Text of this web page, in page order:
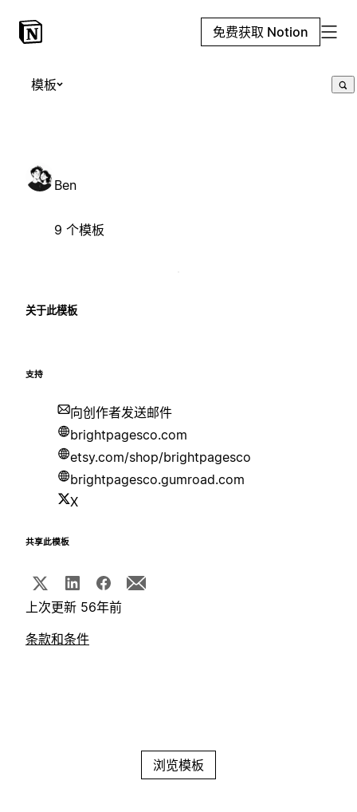
免费获取 Notion
模板
Ben
9 个模板
关于此模板
支持
向创作者发送邮件
brightpagesco.com
etsy.com/shop/brightpagesco
brightpagesco.gumroad.com
X
共享此模板
上次更新 56年前
条款和条件
浏览模板